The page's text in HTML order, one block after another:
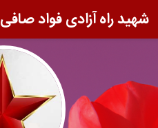
شهید راه آزادی فواد صافی